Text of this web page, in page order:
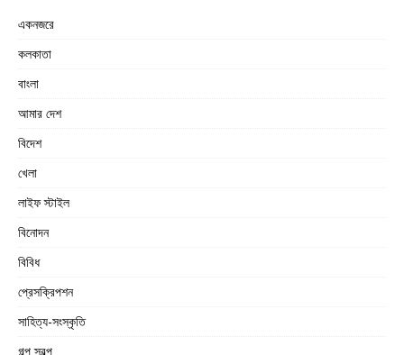
একনজরে
কলকাতা
বাংলা
আমার দেশ
বিদেশ
খেলা
লাইফ স্টাইল
বিনোদন
বিবিধ
প্রেসক্রিপশন
সাহিত্য-সংস্কৃতি
গল্প স্বল্প